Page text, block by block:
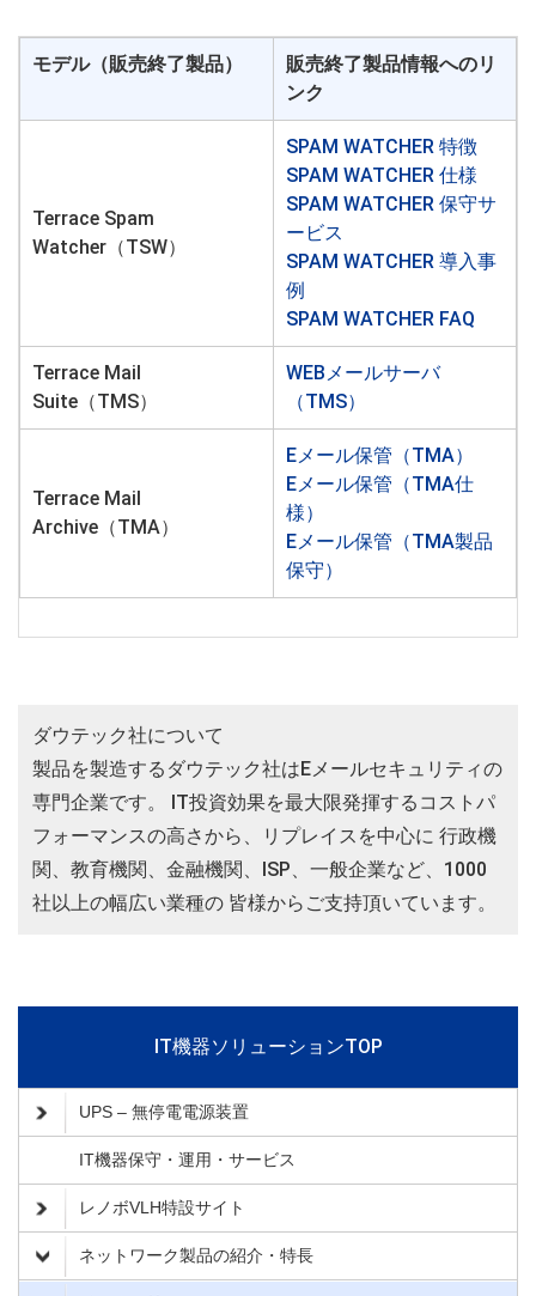
モデル（販売終了製品）
販売終了製品情報へのリ
ンク
Terrace Spam
Watcher（TSW）
SPAM WATCHER 特徴
SPAM WATCHER 仕様
SPAM WATCHER 保守サ
ービス
SPAM WATCHER 導入事
例
SPAM WATCHER FAQ
Terrace Mail
Suite（TMS）
WEBメールサーバ
（TMS）
Terrace Mail
Archive（TMA）
Eメール保管（TMA）
Eメール保管（TMA仕
様）
Eメール保管（TMA製品
保守）
ダウテック社について
製品を製造するダウテック社はEメールセキュリティの
専門企業です。 IT投資効果を最大限発揮するコストパ
フォーマンスの高さから、リプレイスを中心に 行政機
関、教育機関、金融機関、ISP、一般企業など、1000
社以上の幅広い業種の 皆様からご支持頂いています。
IT機器ソリューションTOP
UPS – 無停電電源装置
IT機器保守・運用・サービス
レノボVLH特設サイト
ネットワーク製品の紹介・特長